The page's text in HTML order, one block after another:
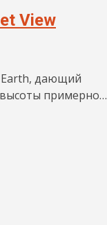
View
Earth, дающий
примерно…